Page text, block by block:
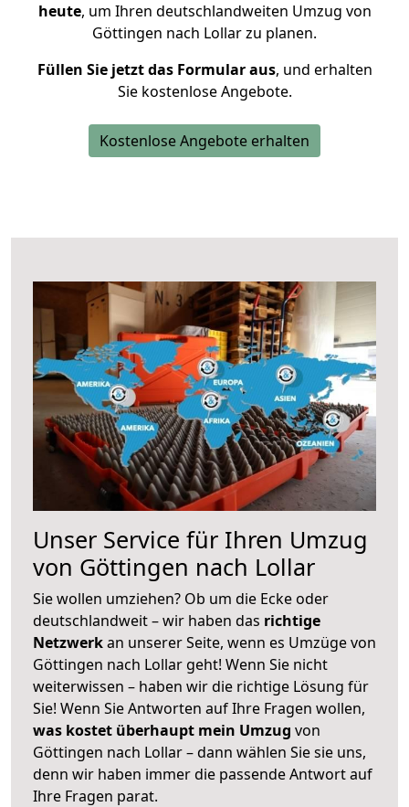
heute, um Ihren deutschlandweiten Umzug von
Göttingen nach Lollar zu planen.
Füllen Sie jetzt das Formular aus, und erhalten
Sie kostenlose Angebote.
Kostenlose Angebote erhalten
Unser Service für Ihren Umzug
von Göttingen nach Lollar
Sie wollen umziehen? Ob um die Ecke oder
deutschlandweit – wir haben das richtige
Netzwerkan unserer Seite, wenn es Umzüge von
Göttingen nach Lollar geht! Wenn Sie nicht
weiterwissen – haben wir die richtige Lösung für
Sie! Wenn Sie Antworten auf Ihre Fragen wollen,
was kostet überhaupt mein Umzug von
Göttingen nach Lollar – dann wählen Sie sie uns,
denn wir haben immer die passende Antwort auf
Ihre Fragen parat.